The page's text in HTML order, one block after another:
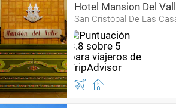
Hotel Mansion Del
San Cristóbal De Las